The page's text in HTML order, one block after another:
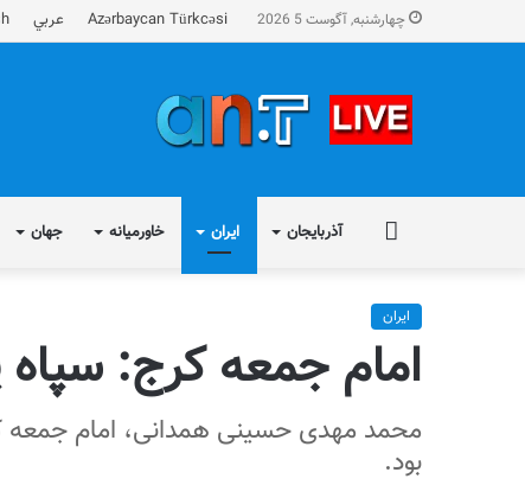
چهارشنبه, آگوست 5 2026 Azərbaycan Türkcəsi عربي
آذربایجان ایران خاورمیانه جهان
ایران
امام جمعه کرج: سپاه
محمد مهدی حسینی همدانی، امام جمعه
بود.